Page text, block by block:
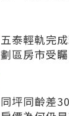
五泰輕軌完
劃區房市受
同坪同齡差